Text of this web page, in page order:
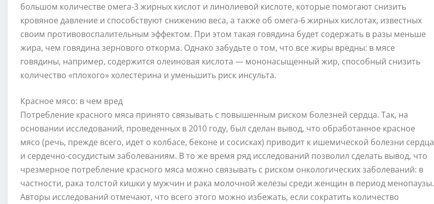
большом количестве омега-3 жирных кислот и линолиевой кислоте, которые помогают снизить
кровяное давление и способствуют снижению веса, а также об омега-6 жирных кислотах, известных
своим противовоспалительным эффектом. При этом такая говядина будет содержать в разы меньше
жира, чем говядина зернового откорма. Однако забудьте о том, что все жиры вредны: в мясе
говядины, например, содержится олеиновая кислота — мононасыщенный жир, способный снизить
количество «плохого» холестерина и уменьшить риск инсульта.
Красное мясо: в чем вред
Потребление красного мяса принято связывать с повышенным риском болезней сердца. Так, на
основании исследований, проведенных в 2010 году, был сделан вывод, что обработанное красное
мясо (речь, прежде всего, идет о колбасе, беконе и сосисках) приводит к ишемической болезни сердца
и сердечно-сосудистым заболеваниям. В то же время ряд исследований позволил сделать вывод, что
чрезмерное потребление красного мяса можно связывать с риском онкологических заболеваний: в
частности, рака толстой кишки у мужчин и рака молочной железы среди женщин в период менопаузы.
Авторы исследований отмечают, что всего этого можно избежать, если сократить количество